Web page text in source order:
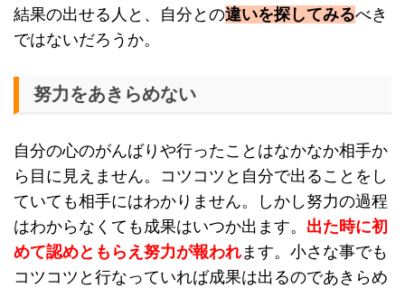
結果の出せる人と、自分との違いを探してみるべき
ではないだろうか。
努力をあきらめない
自分の心のがんばりや行ったことはなかなか相手か
ら目に見えません。コツコツと自分で出ることをし
ていても相手にはわかりません。しかし努力の過程
はわからなくても成果はいつか出ます。 出た時に初
めて認めともらえ努力が報われます。小さな事でも
コツコツと行なっていれば成果は出るのであきらめ